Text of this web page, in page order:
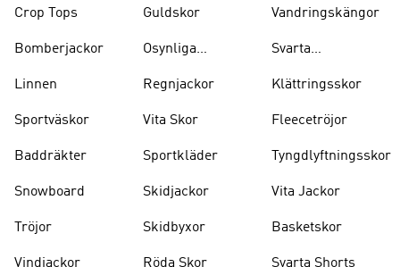
Crop Tops
Bomberjackor
Linnen
Sportväskor
Baddräkter
Snowboard
Tröjor
Vindjackor
Guldskor
Osynliga
Regnjackor
Vita Skor
Sportkläder
Skidjackor
Skidbyxor
Röda Skor
Vandringskängor
Svarta
Klättringsskor
Fleecetröjor
Tyngdlyftningsskor
Vita Jackor
Basketskor
Svarta Shorts